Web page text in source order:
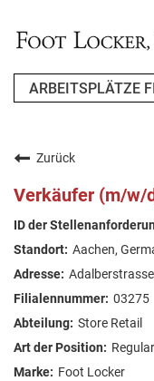
FAQ
ARBEIT SUCHEN
Zurück
Verkäufer (m/w/
Aachen,
03275
Store Retail
Foot Locker